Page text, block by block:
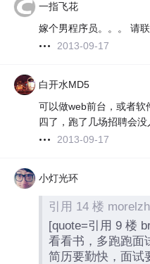
一指飞花
嫁个男程序员。。。 请联
2013-09-17
白开水MD5
可以做web前台，或者软
四了，跑了几场招聘会没
2013-09-17
小灯光环
引用 14 楼
[quote=引用 9 楼
看看书，多跑跑面
简历要勤快，面试